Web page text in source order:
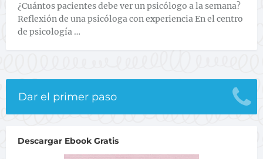
¿Cuántos pacientes debe ver un psicólogo a la semana?
Reflexión de una psicóloga con experiencia En el centro
de psicología …
Dar el primer paso
Descargar Ebook Gratis